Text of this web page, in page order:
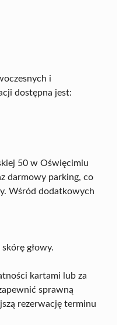
i
dostępna jest:
50 w Oświęcimiu
darmowy parking, co
Wśród dodatkowych
głowy.
kartami lub za
sprawną
rezerwację terminu